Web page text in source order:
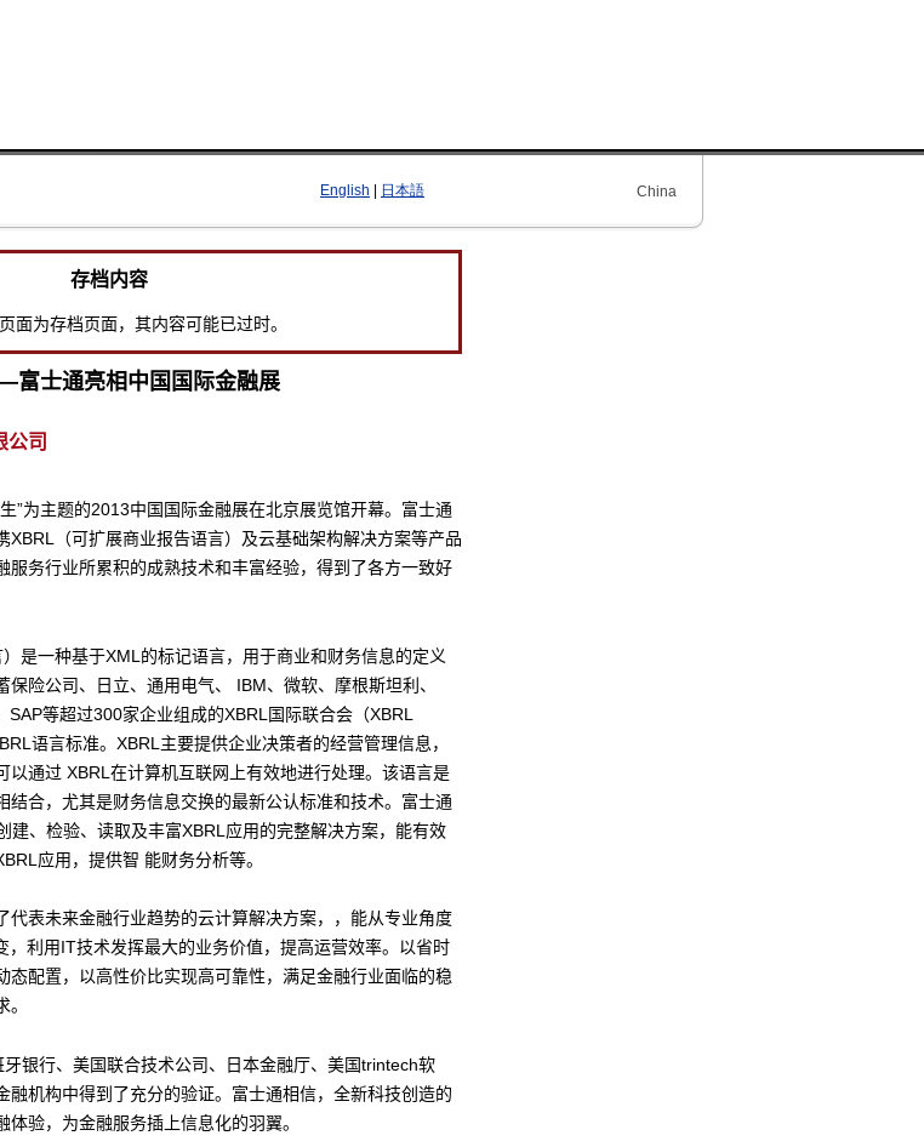
English | 日本語 China
存档内容
面为存档页面，其内容可能已过时。
士通亮相中国国际金融展
公司
”为主题的2013中国国际金融展在北京展览馆开幕。富士通
XBRL（可扩展商业报告语言）及云基础架构解决方案等产品
服务行业所累积的成熟技术和丰富经验，得到了各方一致好
是一种基于XML的标记语言，用于商业和财务信息的定义
险公司、日立、通用电气、 IBM、微软、摩根斯坦利、
等超过300家企业组成的XBRL国际联合会（XBRL
语言标准。XBRL主要提供企业决策者的经营管理信息，
以通过 XBRL在计算机互联网上有效地进行处理。该语言是
结合，尤其是财务信息交换的最新公认标准和技术。富士通
建、检验、读取及丰富XBRL应用的完整解决方案，能有效
应用，提供智 能财务分析等。
代表未来金融行业趋势的云计算解决方案，，能从专业角度
，利用IT技术发挥最大的业务价值，提高运营效率。以省时
态配置，以高性价比实现高可靠性，满足金融行业面临的稳
银行、美国联合技术公司、日本金融厅、美国trintech软
融机构中得到了充分的验证。富士通相信，全新科技创造的
验，为金融服务插上信息化的羽翼。